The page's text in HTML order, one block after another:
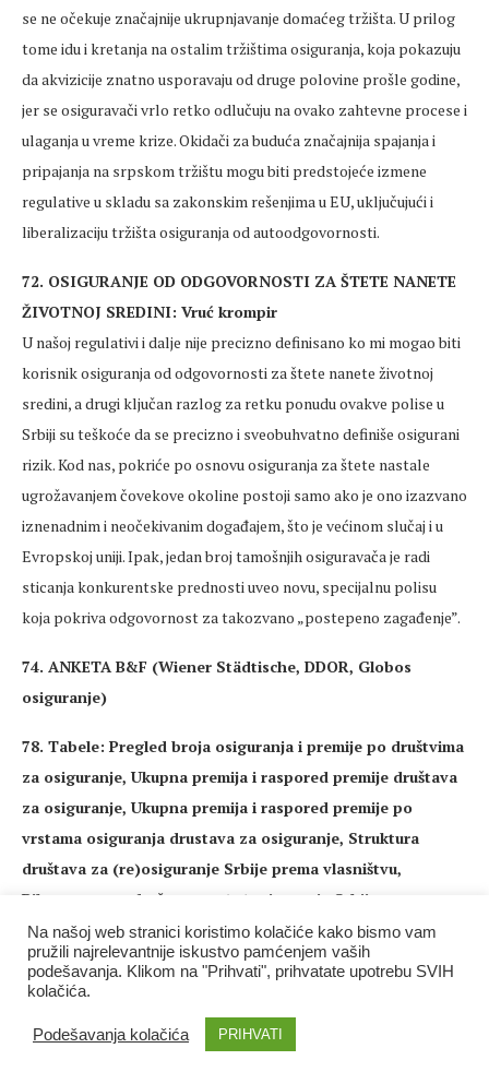
se ne očekuje značajnije ukrupnjavanje domaćeg tržišta. U prilog
tome idu i kretanja na ostalim tržištima osiguranja, koja pokazuju
da akvizicije znatno usporavaju od druge polovine prošle godine,
jer se osiguravači vrlo retko odlučuju na ovako zahtevne procese i
ulaganja u vreme krize. Okidači za buduća značajnija spajanja i
pripajanja na srpskom tržištu mogu biti predstojeće izmene
regulative u skladu sa zakonskim rešenjima u EU, uključujući i
liberalizaciju tržišta osiguranja od autoodgovornosti.
72. OSIGURANJE OD ODGOVORNOSTI ZA ŠTETE NANETE
ŽIVOTNOJ SREDINI: Vruć krompir
U našoj regulativi i dalje nije precizno definisano ko mi mogao biti
korisnik osiguranja od odgovornosti za štete nanete životnoj
sredini, a drugi ključan razlog za retku ponudu ovakve polise u
Srbiji su teškoće da se precizno i sveobuhvatno definiše osigurani
rizik. Kod nas, pokriće po osnovu osiguranja za štete nastale
ugrožavanjem čovekove okoline postoji samo ako je ono izazvano
iznenadnim i neočekivanim događajem, što je većinom slučaj i u
Evropskoj uniji. Ipak, jedan broj tamošnjih osiguravača je radi
sticanja konkurentske prednosti uveo novu, specijalnu polisu
koja pokriva odgovornost za takozvano „postepeno zagađenje”.
74. ANKETA B&F (Wiener Städtische, DDOR, Globos
osiguranje)
78. Tabele: Pregled broja osiguranja i premije po društvima
za osiguranje, Ukupna premija i raspored premije društava
za osiguranje, Ukupna premija i raspored premije po
vrstama osiguranja drustava za osiguranje, Struktura
društava za (re)osiguranje Srbije prema vlasništvu,
Bilansna suma društava za (re)osiguranje Srbije prema
vlasništvu, Struktura aktive, Ukupna premija prema vrstama
osiguranja
Na našoj web stranici koristimo kolačiće kako bismo vam
pružili najrelevantnije iskustvo pamćenjem vaših
podešavanja. Klikom na "Prihvati", prihvatate upotrebu SVIH
kolačića.
Podešavanja kolačića PRIHVATI